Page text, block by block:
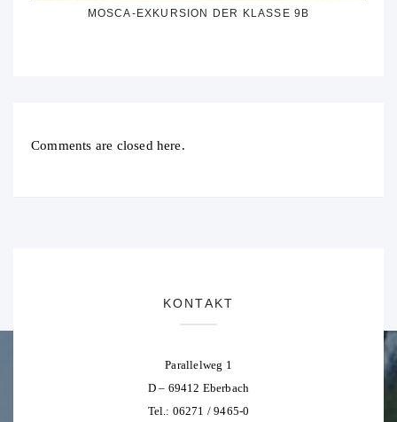
MOSCA-EXKURSION DER KLASSE 9B
Comments are closed here.
KONTAKT
Parallelweg 1
D – 69412 Eberbach
Tel.: 06271 / 9465-0